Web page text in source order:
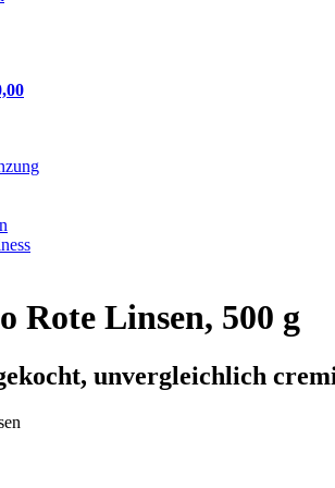
Rote Linsen, 500 g
unvergleichlich